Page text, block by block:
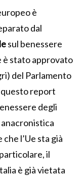
è
dal
sul benessere
è stato approvato
del Parlamento
report
degli
l’Ue sta già
il
è già vietata